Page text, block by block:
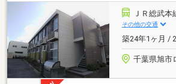
ＪＲ総武
その他の交通
築24年1ヶ月 /
千葉県旭市